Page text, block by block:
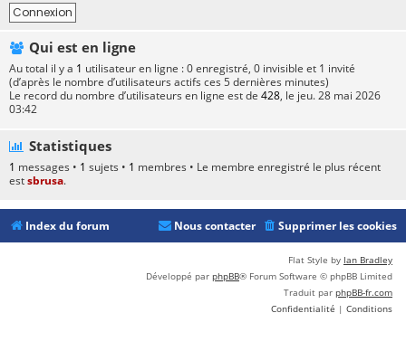
Qui est en ligne
Au total il y a 1 utilisateur en ligne : 0 enregistré, 0 invisible et 1 invité
(d’après le nombre d’utilisateurs actifs ces 5 dernières minutes)
Le record du nombre d’utilisateurs en ligne est de 428, le jeu. 28 mai 2026
03:42
Statistiques
1 messages • 1 sujets • 1 membres • Le membre enregistré le plus récent
estsbrusa.
Index du forum Supprimer les cookies
Nous contacter
Flat Style by Ian Bradley
Développé par phpBB® Forum Software © phpBB Limited
Traduit par phpBB-fr.com
Confidentialité | Conditions